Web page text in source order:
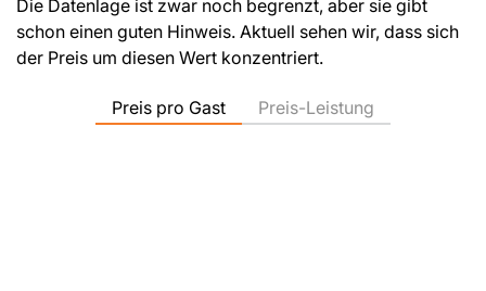
Die Datenlage ist zwar noch begrenzt, aber sie gibt
schon einen guten Hinweis. Aktuell sehen wir, dass sich
der Preis um diesen Wert konzentriert.
Preis pro Gast Preis-Leistung